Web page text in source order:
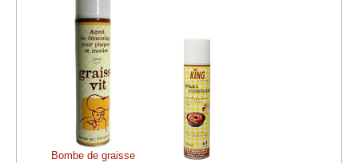
Bombe de graisse